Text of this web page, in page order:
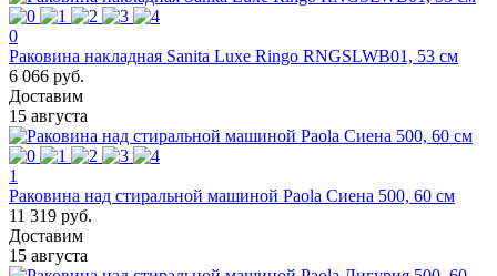
0
Раковина накладная Sanita Luxe Ringo RNGSLWB01, 53 см
6 066 руб.
Доставим
15 августа
1
Раковина над стиральной машиной Paola Сиена 500, 60 см
11 319 руб.
Доставим
15 августа